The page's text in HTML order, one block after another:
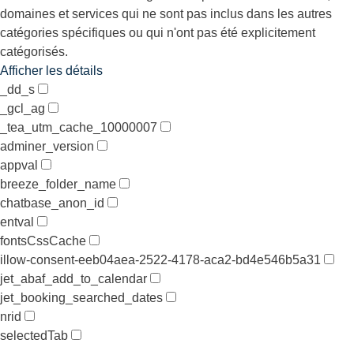
domaines et services qui ne sont pas inclus dans les autres
catégories spécifiques ou qui n'ont pas été explicitement
catégorisés.
Afficher les détails
_dd_s
_gcl_ag
_tea_utm_cache_10000007
adminer_version
appval
breeze_folder_name
chatbase_anon_id
entval
fontsCssCache
illow-consent-eeb04aea-2522-4178-aca2-bd4e546b5a31
jet_abaf_add_to_calendar
jet_booking_searched_dates
nrid
selectedTab